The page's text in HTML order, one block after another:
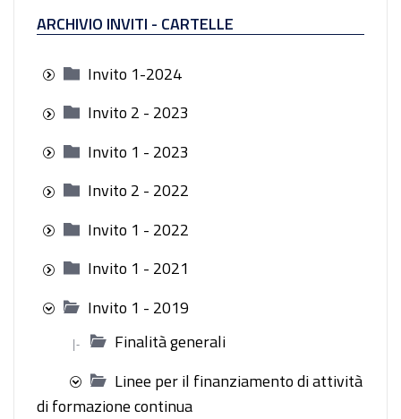
ARCHIVIO INVITI - CARTELLE
Invito 1-2024
Invito 2 - 2023
Invito 1 - 2023
Invito 2 - 2022
Invito 1 - 2022
Invito 1 - 2021
Invito 1 - 2019
|-
Finalità generali
Linee per il finanziamento di attività
di formazione continua